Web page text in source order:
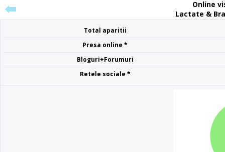
Online
Lactate &
Total aparitii
Presa online *
Bloguri+Forumuri
Retele sociale *